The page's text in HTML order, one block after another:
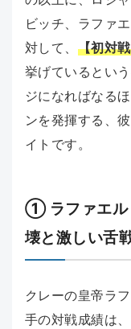
ビッチ、ラファ
対して、 【初対
挙げているとい
ジになればなる
ンを発揮する、
イトです。
① ラファエル
壊と激しい舌
クレーの皇帝ラ
手の対戦成績は